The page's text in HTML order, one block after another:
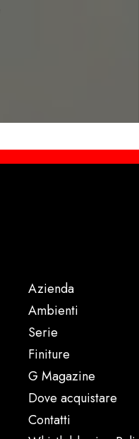
Azienda
Ambienti
Serie
Finiture
G Magazine
Dove acquistare
Contatti